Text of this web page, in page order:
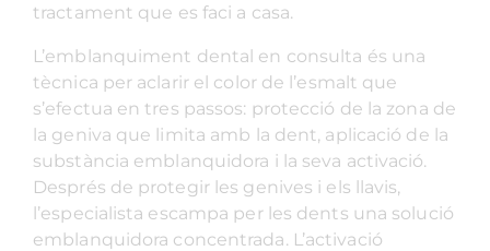
tractament que es faci a casa.
L’emblanquiment dental en consulta és una
tècnica per aclarir el color de l’esmalt que
s’efectua en tres passos: protecció de la zona de
la geniva que limita amb la dent, aplicació de la
substància emblanquidora i la seva activació.
Després de protegir les genives i els llavis,
l’especialista escampa per les dents una solució
emblanquidora concentrada. L’activació